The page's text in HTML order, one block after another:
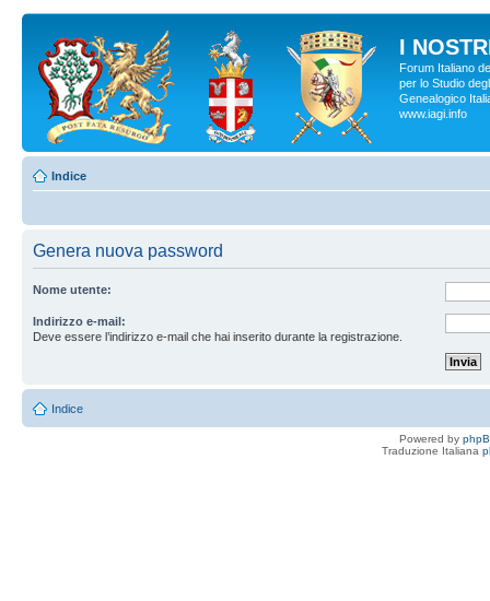
I
Forum Italiano
per lo Studio
Genealogico
www.iagi.info
Indice
Genera nuova password
Nome utente:
Indirizzo e-mail:
Deve essere l’indirizzo e-mail che hai inserito durante la registrazione.
Indice
Powered by
Traduzione Italiana